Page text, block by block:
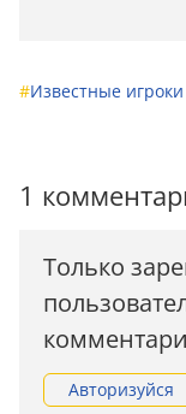
#Известные
1
Только
Авторизуйся